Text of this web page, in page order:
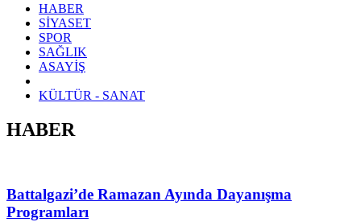
HABER
SİYASET
SPOR
SAĞLIK
ASAYİŞ
KÜLTÜR - SANAT
HABER
Battalgazi’de Ramazan Ayında Dayanışma
Programları